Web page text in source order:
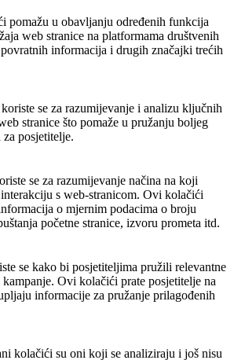
pomažu u obavljanju određenih funkcija
web stranice na platformama društvenih
informacija i drugih značajki trećih
se za razumijevanje i analizu ključnih
stranice što pomaže u pružanju boljeg
posjetitelje.
se za razumijevanje načina na koji
s web-stranicom. Ovi kolačići
o mjernim podacima o broju
početne stranice, izvoru prometa itd.
se kako bi posjetiteljima pružili relevantne
Ovi kolačići prate posjetitelje na
informacije za pružanje prilagođenih
kolačići su oni koji se analiziraju i još nisu